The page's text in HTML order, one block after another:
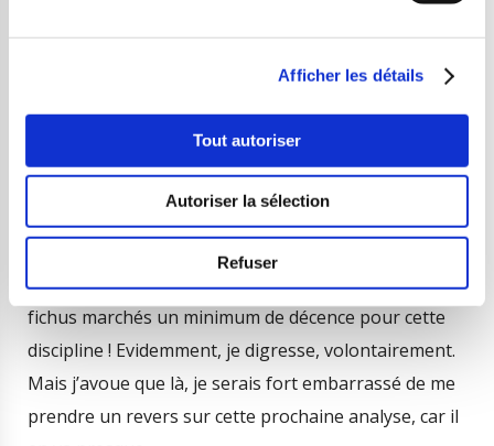
Afficher les détails
Tout autoriser
Autoriser la sélection
Refuser
SPECIAL CAC – Peut-on décemment
repasser haussiers ?! Ou quand les
gouvernements ont une « DETTE »
envers l’économie …
Marc Dagher
C’est un peu l’objectif de ce nouvel article : refaire un
plaidoyer pour l’analyse technique et demander à ces
fichus marchés un minimum de décence pour cette
discipline ! Evidemment, je digresse, volontairement.
Mais j’avoue que là, je serais fort embarrassé de me
prendre un revers sur cette prochaine analyse, car il